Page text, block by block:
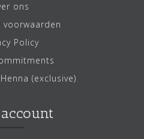
ons
voorwaarden
Policy
Henna (exclusive)